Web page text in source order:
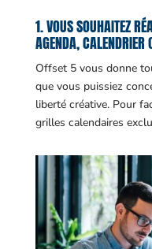
1. VOUS SOUHAITEZ
AGENDA, CALENDRIER
Offset 5 vous donne
que vous puissiez
liberté créative. Pour
grilles calendaires